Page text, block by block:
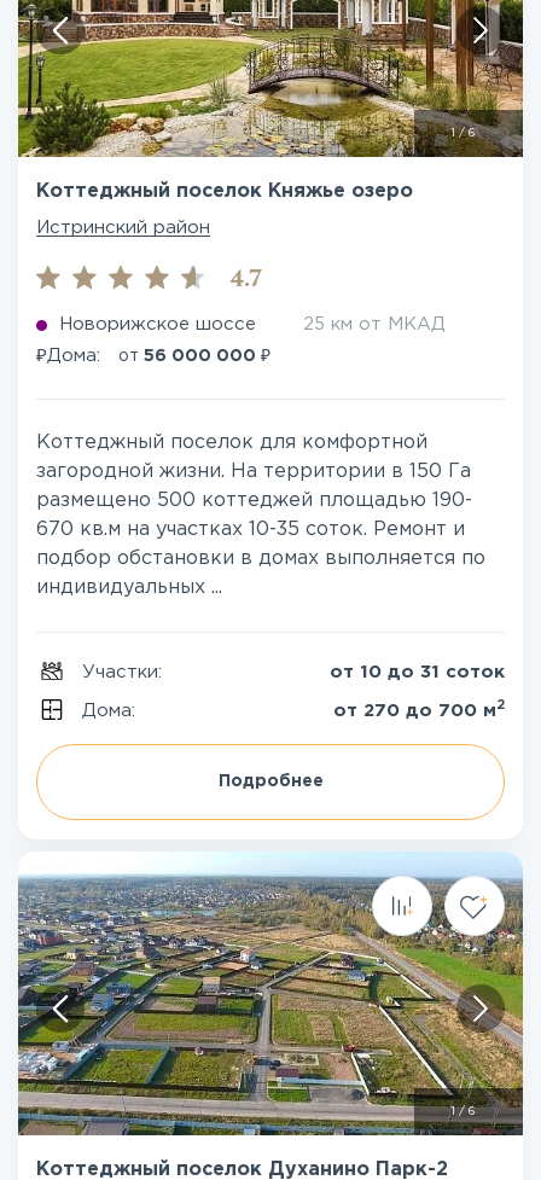
1/6
Коттеджный поселок Княжье озеро
Истринский район
4.7
Новорижское шоссе 25 км от МКАД
₽Дома: от 56 000 000 ₽
Коттеджный поселок для комфортной
загородной жизни. На территории в 150 Га
размещено 500 коттеджей площадью 190-
670 кв.м на участках 10-35 соток. Ремонт и
подбор обстановки в домах выполняется по
индивидуальных ...
Участки: от 10 до 31 соток
Дома: от 270 до 700 м 2
Подробнее
1/ 6
Коттеджный поселок Духанино Парк-2